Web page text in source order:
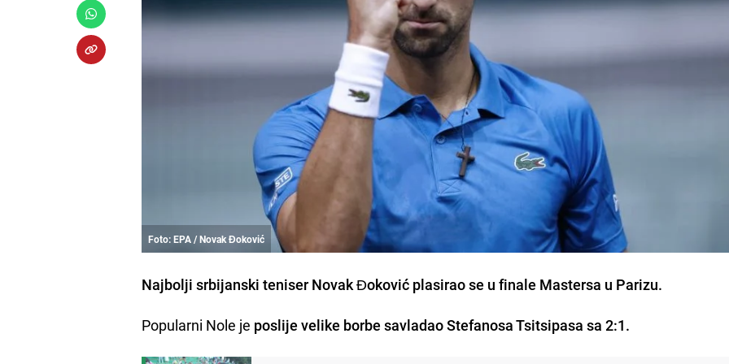
Foto: EPA / Novak Ðoković
Najbolji srbijanski teniser Novak Ðoković plasirao se u finale Mastersa u Parizu.
Popularni Nole je poslije velike borbe savladao Stefanosa Tsitsipasa sa 2:1.